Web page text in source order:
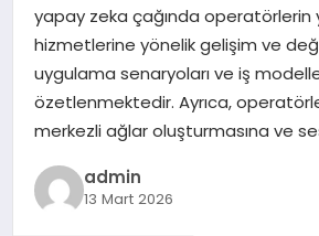
yapay zeka çağında operatörlerin
hizmetlerine yönelik gelişim ve
uygulama senaryoları ve iş
özetlenmektedir. Ayrıca,
merkezli ağlar oluşturmasına ve
admin
13 Mart 2026